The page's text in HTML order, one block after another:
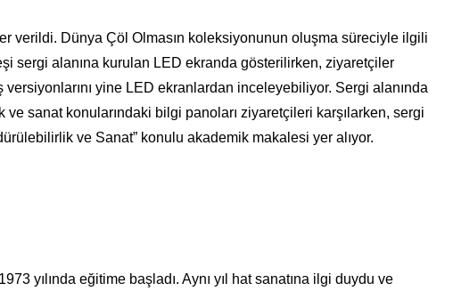
verildi. Dünya Çöl Olmasın koleksiyonunun oluşma süreciyle ilgili
sergi alanına kurulan LED ekranda gösterilirken, ziyaretçiler
yine LED ekranlardan inceleyebiliyor. Sergi alanında
sanat konularındaki bilgi panoları ziyaretçileri karşılarken, sergi
ve Sanat” konulu akademik makalesi yer alıyor.
yılında eğitime başladı. Aynı yıl hat sanatına ilgi duydu ve